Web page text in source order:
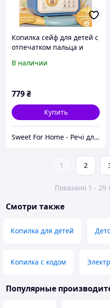
Копилка сейф для детей с
отпечатком пальца и
денег электронная от
В наличии
779₴
Купить
Sweet For Home - Речі для дому
1 2
Показано 1 - 29
Смотри также
Копилка для детей
Копилка с кодом
Популярные